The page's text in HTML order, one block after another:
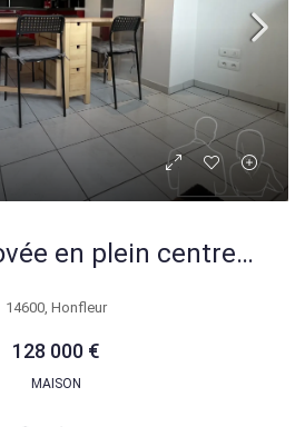
Maison rénovée en plein centre d’Honfleur – Idéal pied-à-terre ou résidence principale
14600, Honfleur
128 000 €
MAISON